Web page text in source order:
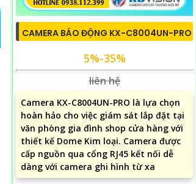
CAMERA BÁO ĐỘNG KX-C8004UN-PRO
5%-35%
liên hệ
Camera KX-C8004UN-PRO là lựa chọn
hoàn hảo cho việc giám sát lắp đặt tại
văn phòng gia đình shop cửa hàng với
thiết kế Dome Kim loại. Camera được
cấp nguồn qua cổng RJ45 kết nối dễ
dàng với camera ghi hình từ xa